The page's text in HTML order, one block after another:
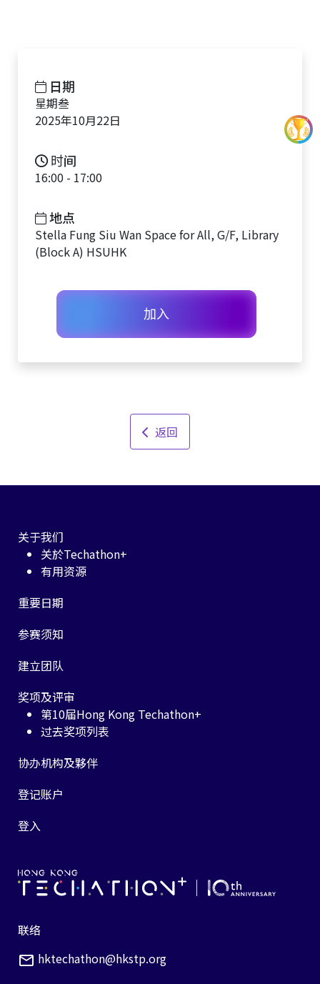
日期
星期叁
2025年10月22日
时间
16:00 - 17:00
地点
Stella Fung Siu Wan Space for All, G/F, Library
(Block A) HSUHK
加入
返回
关于我们
关於Techathon+
有用资源
重要日期
参赛须知
建立团队
奖项及评审
第10届Hong Kong Techathon+
过去奖项列表
协办机构及夥伴
登记账户
登入
联络
hktechathon@hkstp.org